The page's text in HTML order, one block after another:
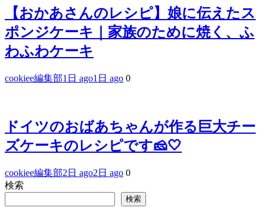
【おかあさんのレシピ】娘に伝えたス
ポンジケーキ｜家族のために焼く、ふ
わふわケーキ
cookiee編集部1日 ago1日 ago 0
ドイツのおばあちゃんが作る巨大チー
ズケーキのレシピです🧀🤍
cookiee編集部2日 ago2日 ago 0
検索
検索